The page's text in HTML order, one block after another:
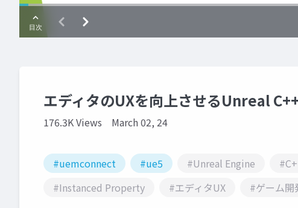
エディタのUXを向上させるUnreal
176.3K Views March 02, 24
#uemconnect #ue5 #Unreal Engine
#Instanced Property
#エディタUX #ゲーム開